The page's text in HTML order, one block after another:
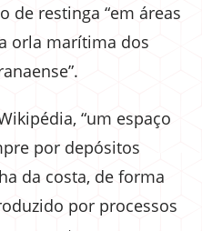
de restinga “em áreas
orla marítima dos
“um espaço
por depósitos
da costa, de forma
por processos